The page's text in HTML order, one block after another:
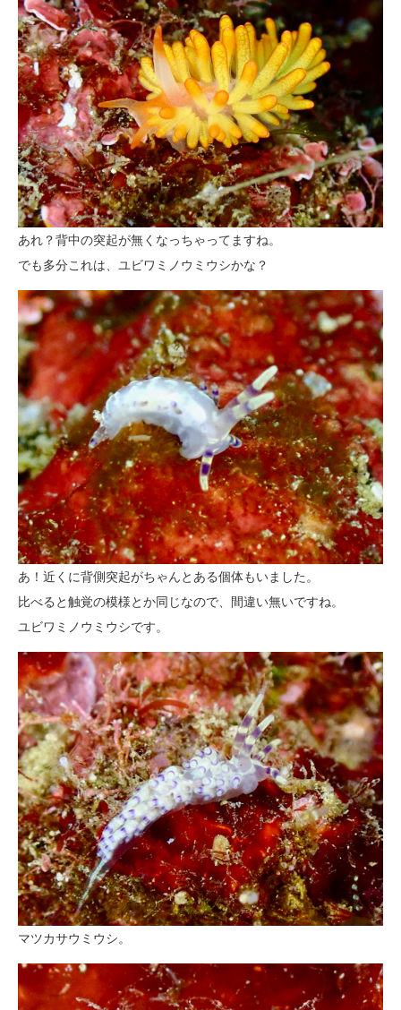
あれ？背中の突起が無くなっちゃってますね。
でも多分これは、ユビワミノウミウシかな？
あ！近くに背側突起がちゃんとある個体もいました。
比べると触覚の模様とか同じなので、間違い無いですね。
ユビワミノウミウシです。
マツカサウミウシ。